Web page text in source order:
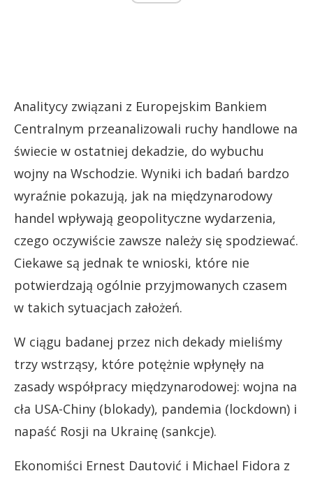
Analitycy związani z Europejskim Bankiem
Centralnym przeanalizowali ruchy handlowe na
świecie w ostatniej dekadzie, do wybuchu
wojny na Wschodzie. Wyniki ich badań bardzo
wyraźnie pokazują, jak na międzynarodowy
handel wpływają geopolityczne wydarzenia,
czego oczywiście zawsze należy się spodziewać.
Ciekawe są jednak te wnioski, które nie
potwierdzają ogólnie przyjmowanych czasem
w takich sytuacjach założeń.
W ciągu badanej przez nich dekady mieliśmy
trzy wstrząsy, które potężnie wpłynęły na
zasady współpracy międzynarodowej: wojna na
cła USA-Chiny (blokady), pandemia (lockdown) i
napaść Rosji na Ukrainę (sankcje).
Ekonomiści Ernest Dautović i Michael Fidora z